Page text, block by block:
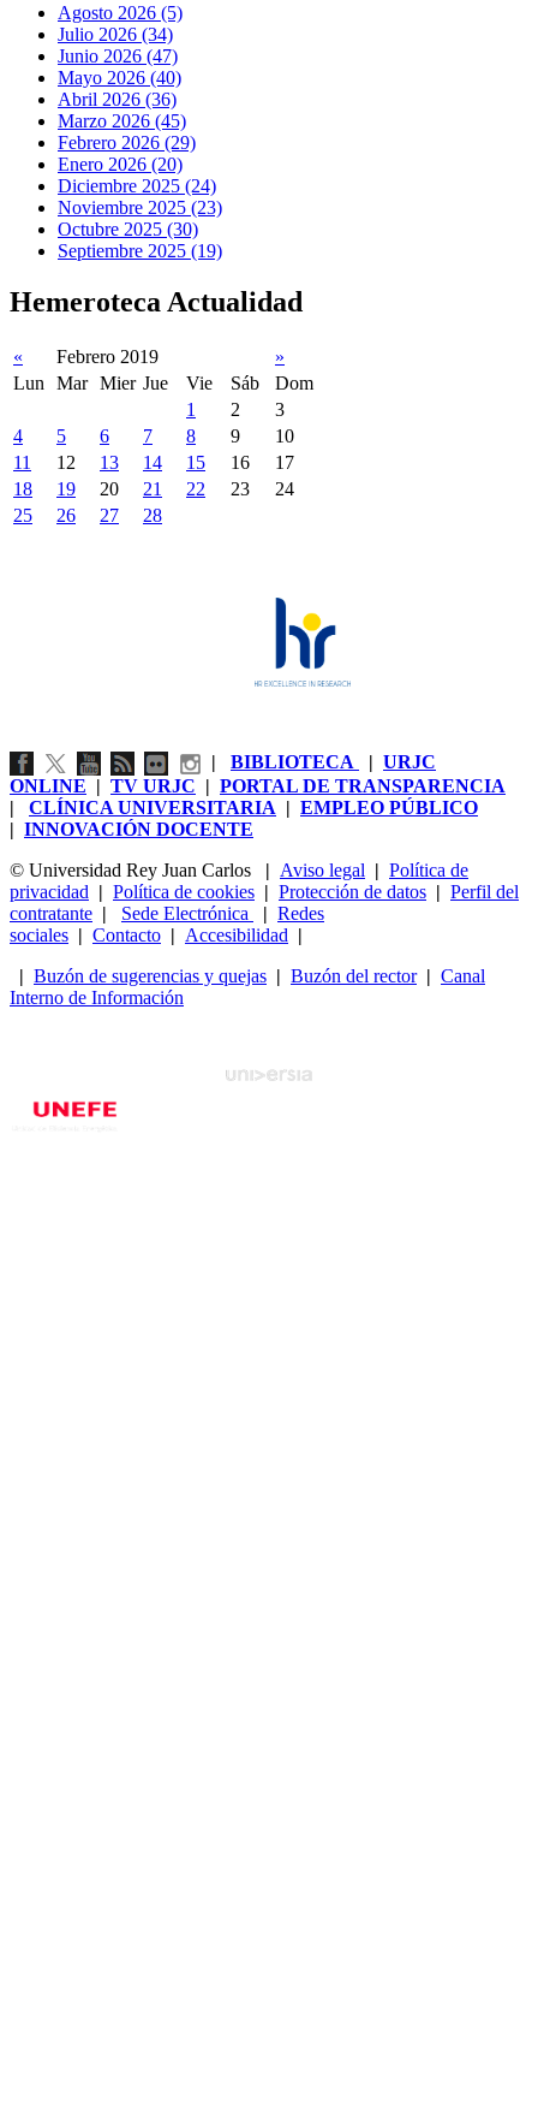
Agosto 2026 (5)
Julio 2026 (34)
Junio 2026 (47)
Mayo 2026 (40)
Abril 2026 (36)
Marzo 2026 (45)
Febrero 2026 (29)
Enero 2026 (20)
Diciembre 2025 (24)
Noviembre 2025 (23)
Octubre 2025 (30)
Septiembre 2025 (19)
Hemeroteca Actualidad
« Febrero 2019
»
Lun
Mar Mier Jue Vie Sáb
Dom
1
2
3
4
5 6 7 8 9
10
11
12 13 14 15 16
17
18
19 20 21 22 23
24
25
26 27 28
| BIBLIOTECA | URJC
ONLINE | TV URJC | PORTAL DE TRANSPARENCIA
| CLÍNICA UNIVERSITARIA | EMPLEO PÚBLICO
| INNOVACIÓN DOCENTE
© Universidad Rey Juan Carlos
| Aviso legal | Política de
privacidad | Política de cookies | Protección de datos | Perfil del
contratante | Sede Electrónica | Redes
sociales | Contacto | Accesibilidad |
| Buzón de sugerencias y quejas | Buzón del rector| Canal
Interno de Información